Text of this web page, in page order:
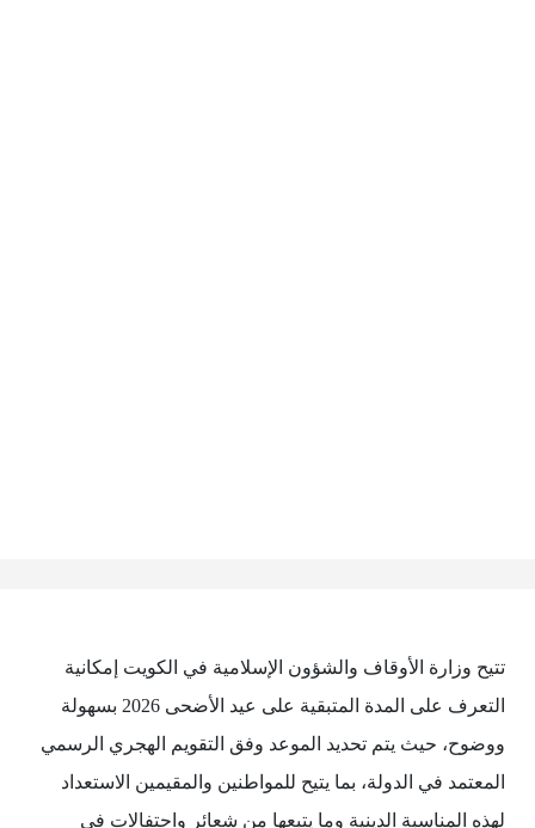
تتيح وزارة الأوقاف والشؤون الإسلامية في الكويت إمكانية
التعرف على المدة المتبقية على عيد الأضحى 2026 بسهولة
ووضوح، حيث يتم تحديد الموعد وفق التقويم الهجري الرسمي
المعتمد في الدولة، بما يتيح للمواطنين والمقيمين الاستعداد
لهذه المناسبة الدينية وما يتبعها من شعائر واحتفالات في